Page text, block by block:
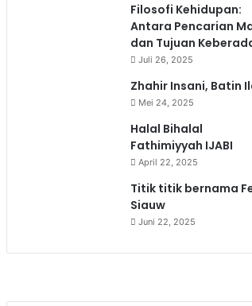
Filosofi Kehidupan:
Antara Pencarian
dan Tujuan
Juli 26, 2025
Zhahir Insani, Batin
Mei 24, 2025
Halal Bihalal
Fathimiyyah IJABI
April 22, 2025
Titik titik bernama
Siauw
Juni 22, 2025